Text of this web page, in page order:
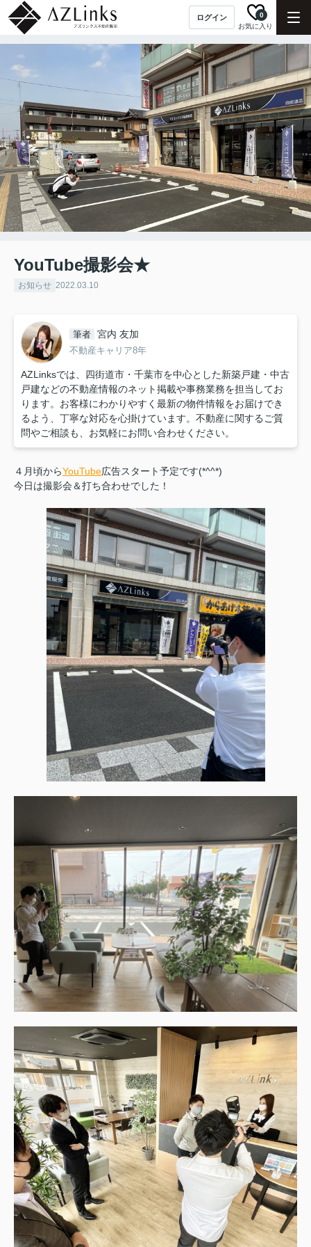
ログイン
お気に入り
0
YouTube撮影会★
お知らせ 2022.03.10
筆者 宮内 友加
不動産キャリア8年
AZLinksでは、四街道市・千葉市を中心とした新築戸建・中古
戸建などの不動産情報のネット掲載や事務業務を担当してお
ります。お客様にわかりやすく最新の物件情報をお届けでき
るよう、丁寧な対応を心掛けています。不動産に関するご質
問やご相談も、お気軽にお問い合わせください。
４月頃からYouTube広告スタート予定です(*^^*)
今日は撮影会＆打ち合わせでした！